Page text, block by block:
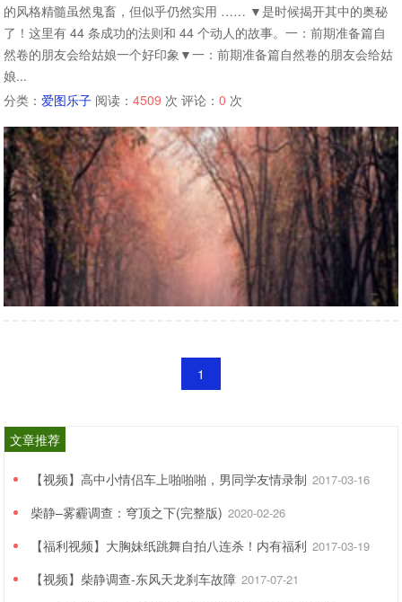
更重要的是：发薪日是公司生态的一个缩影，可以由此看出
一个公司的好坏。
我们把发薪日分为三个时间段：
A类/10号以前：
多为高科技公司、上市公司、外资公
司、国企。
B类/10-15号：
部分A股上市公司和效益比较好的、制
度比较健全的、注重管理的公司。
01
10号前发工资
多为高大上的好企业
规模较大、管理较规范的企业，发薪日多在次月10日之前。
的风格精髓虽然鬼畜，但似乎仍然实用 …… ▼是时候揭开其中的奥秘
了！这里有 44 条成功的法则和 44 个动人的故事。一：前期准备篇自
然卷的朋友会给姑娘一个好印象▼一：前期准备篇自然卷的朋友会给姑
娘...
分类：爱图乐子 阅读：4509 次 评论：0 次
1
文章推荐
【视频】高中小情侣车上啪啪啪，男同学友情录制 2017-03-16
柴静–雾霾调查：穹顶之下(完整版) 2020-02-26
【福利视频】大胸妹纸跳舞自拍八连杀！内有福利 2017-03-19
【视频】柴静调查-东风天龙刹车故障 2017-07-21